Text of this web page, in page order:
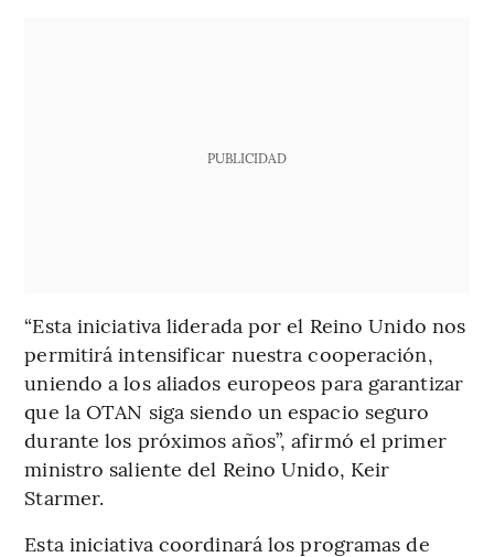
PUBLICIDAD
“Esta iniciativa liderada por el Reino Unido nos
permitirá intensificar nuestra cooperación,
uniendo a los aliados europeos para garantizar
que la OTAN siga siendo un espacio seguro
durante los próximos años”, afirmó el primer
ministro saliente del Reino Unido, Keir
Starmer.
Esta iniciativa coordinará los programas de